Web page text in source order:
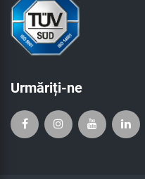
Urmăriți-ne